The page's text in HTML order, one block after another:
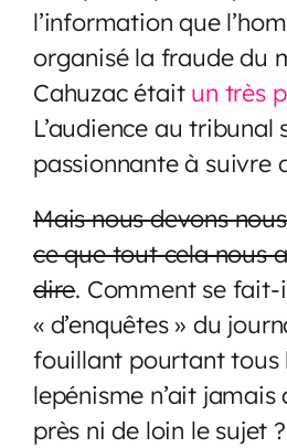
l’information que
organisé la fraude du
Cahuzac était un très
L’audience au tribunal
passionnante à suivre
Mais nous devons
ce que tout cela nous
dire. Comment se fait-
« d’enquêtes » du
fouillant pourtant tous
lepénisme n’ait
près ni de loin le sujet